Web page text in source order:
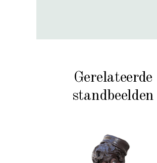
Gerelateerde
standbeelden